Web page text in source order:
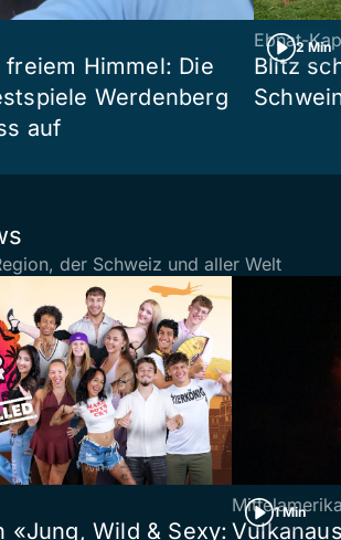
Himmel: Die
Werdenberg
auf
2 Min
Ebnat-
Blitz
der Schweiz und aller Welt
«Jung, Wild & Sexy:
1 Min